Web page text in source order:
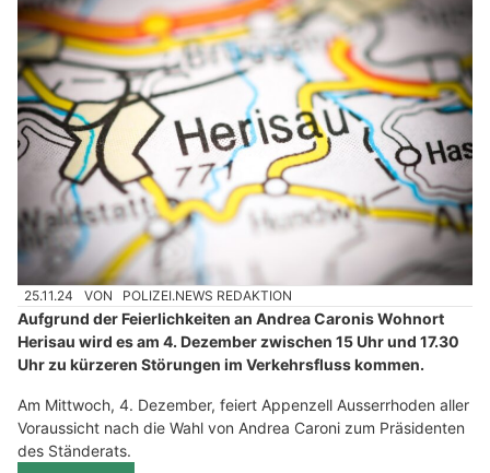
25.11.24 VON POLIZEI.NEWS REDAKTION
Aufgrund der Feierlichkeiten an Andrea Caronis Wohnort
Herisau wird es am 4. Dezember zwischen 15 Uhr und 17.30
Uhr zu kürzeren Störungen im Verkehrsfluss kommen.
Am Mittwoch, 4. Dezember, feiert Appenzell Ausserrhoden aller
Voraussicht nach die Wahl von Andrea Caroni zum Präsidenten
des Ständerats.